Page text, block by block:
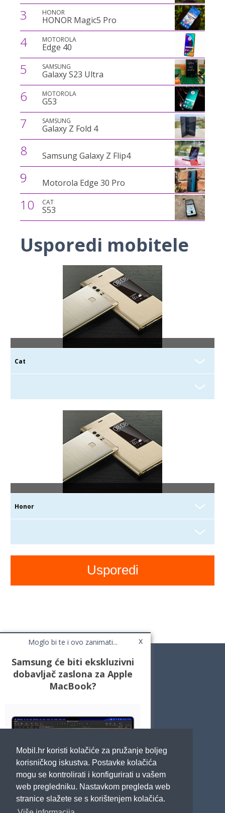
Mobil.hr koristi kolačiće za pružanje boljeg
korisničkog iskustva. Postavke kolačića
mogu se kontrolirati i konfigurirati u vašem
web pregledniku. Nastavkom pregleda web
stranice slažete se s korištenjem kolačića.
3 HONOR
HONOR Magic5 Pro
4 MOTOROLA
Edge 40
5 SAMSUNG
Galaxy S23 Ultra
6 MOTOROLA
G53
7 SAMSUNG
Galaxy Z Fold 4
8 Samsung Galaxy Z Flip4
9 Motorola Edge 30 Pro
10 CAT
S53
Usporedi mobitele
Moglo bi te i ovo zanimati... x
Samsung će biti ekskluzivni
dobavljač zaslona za Apple
MacBook?
Cafe Mobil
Usporedi mobitele
Impressum
Marketing
Pravne odredbe
Izjava o privatnosti
POTRAŽITE NAS